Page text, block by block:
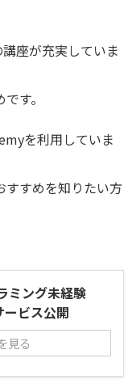
座が充実していま
す。
を利用していま
すすめを知りたい方
ミング未経験
ビス公開
見る